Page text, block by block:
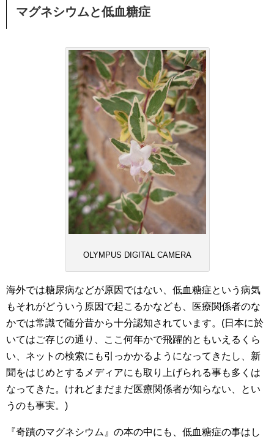
マグネシウムと低血糖症
OLYMPUS DIGITAL CAMERA
海外では糖尿病などが原因ではない、低血糖症という病気
もそれがどういう原因で起こるかなども、医療関係者のな
かでは常識で随分昔から十分認知されています。(日本に於
いてはご存じの通り、ここ何年かで飛躍的ともいえるくら
い、ネットの検索にも引っかかるようになってきたし、新
聞をはじめとするメディアにも取り上げられる事も多くは
なってきた。けれどまだまだ医療関係者が知らない、とい
うのも事実。)
『奇蹟のマグネシウム』の本の中にも、低血糖症の事はし